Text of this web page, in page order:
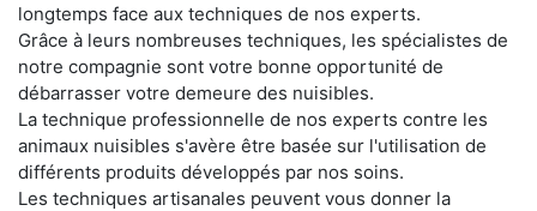
longtemps face aux techniques de nos experts.
Grâce à leurs nombreuses techniques, les spécialistes de
notre compagnie sont votre bonne opportunité de
débarrasser votre demeure des nuisibles.
La technique professionnelle de nos experts contre les
animaux nuisibles s'avère être basée sur l'utilisation de
différents produits développés par nos soins.
Les techniques artisanales peuvent vous donner la